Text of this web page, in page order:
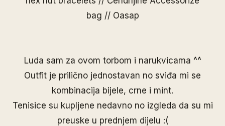
bag // Oasap
Luda sam za ovom torbom i narukvicama ^^
Outfit je prilično jednostavan no sviđa mi se
kombinacija bijele, crne i mint.
Tenisice su kupljene nedavno no izgleda da su mi
preuske u prednjem dijelu :(